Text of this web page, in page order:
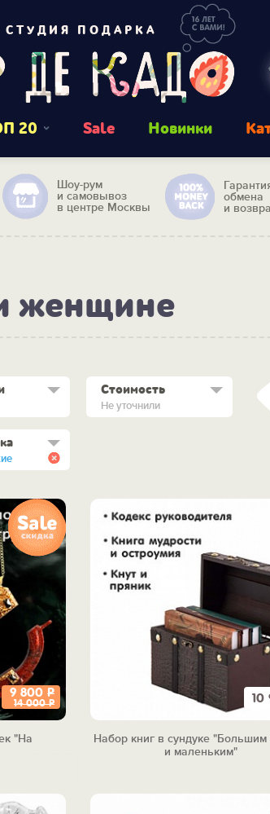
СТУДИЯ ПОДАРКА
20 Sale Новинки
Шоу-рум
и самовывоз
в центре Москвы
обмена
и
женщине
Стоимость
Не уточнили
9 800 Р
14 000Р
"На
10
Набор книг в сундуке "Большим
и маленьким"